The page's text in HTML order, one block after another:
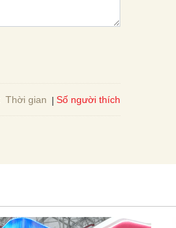
Thời gian Số người thích